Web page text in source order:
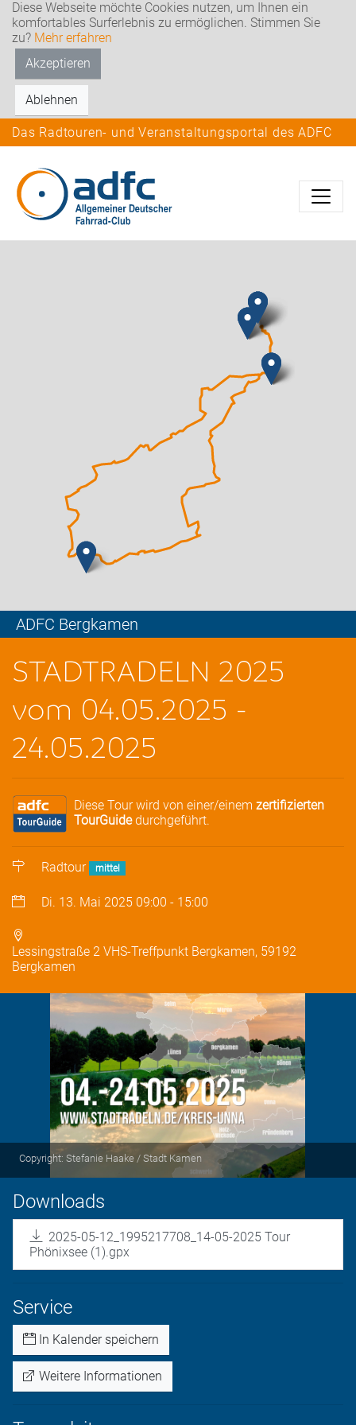
Diese Webseite möchte Cookies nutzen, um Ihnen ein
komfortables Surferlebnis zu ermöglichen. Stimmen Sie
zu? Mehr erfahren
Akzeptieren
Ablehnen
Das Radtouren- und Veranstaltungsportal des ADFC
ADFC Bergkamen
STADTRADELN 2025
vom 04.05.2025 -
24.05.2025
Diese Tour wird von einer/einem zertifizierten
TourGuidedurchgeführt.
Radtour mittel
Di. 13. Mai 2025 09:00 - 15:00
Lessingstraße 2 VHS-Treffpunkt Bergkamen, 59192
Bergkamen
Copyright: Stefanie Haake / Stadt Kamen
Downloads
2025-05-12_1995217708_14-05-2025 Tour
Phönixsee (1).gpx
Service
In Kalender speichern
Weitere Informationen